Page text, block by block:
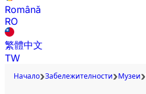
Română
RO
繁體中文
TW
Начало Забележителности Музеи